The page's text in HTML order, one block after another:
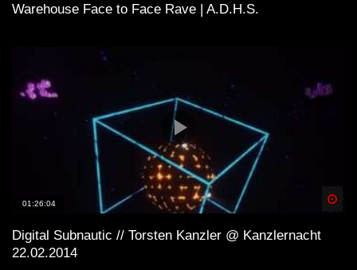
Warehouse Face to Face Rave | A.D.H.S.
01:26:04
Digital Subnautic // Torsten Kanzler @ Kanzlernacht
22.02.2014